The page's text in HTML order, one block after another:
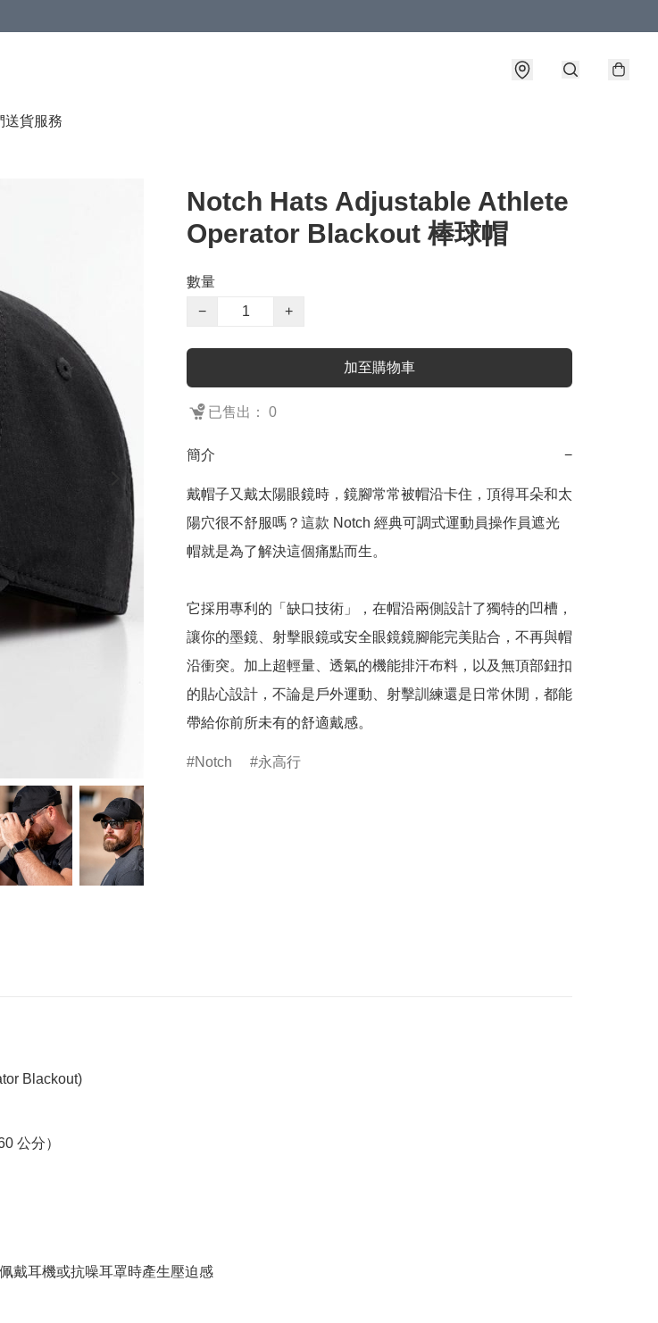
送貨服務
Notch Hats Adjustable Athlete
Operator Blackout 棒球帽
數量
−
+
加至購物車
已售出： 0
簡介 −
戴帽子又戴太陽眼鏡時，鏡腳常常被帽沿卡住，頂得耳朵和太
陽穴很不舒服嗎？這款 Notch 經典可調式運動員操作員遮光
帽就是為了解決這個痛點而生。
它採用專利的「缺口技術」，在帽沿兩側設計了獨特的凹槽，
讓你的墨鏡、射擊眼鏡或安全眼鏡鏡腳能完美貼合，不再與帽
沿衝突。加上超輕量、透氣的機能排汗布料，以及無頂部鈕扣
的貼心設計，不論是戶外運動、射擊訓練還是日常休閒，都能
帶給你前所未有的舒適戴感。
Notch 永高行
Blackout)
公分）
戴耳機或抗噪耳罩時產生壓迫感